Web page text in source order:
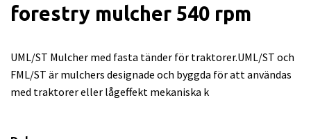
forestry mulcher 540 rpm
UML/ST Mulcher med fasta tänder för traktorer.UML/ST och
FML/ST är mulchers designade och byggda för att användas
med traktorer eller lågeffekt mekaniska k